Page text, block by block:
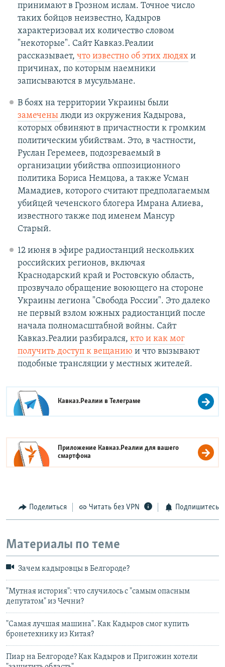
принимают в Грозном ислам. Точное число
таких бойцов неизвестно, Кадыров
характеризовал их количество словом
"некоторые". Сайт Кавказ.Реалии
рассказывает, что известно об этих людяхи
причинах, по которым наемники
записываются в мусульмане.
В боях на территории Украины были
замечены люди из окружения Кадырова,
которых обвиняют в причастности к громким
политическим убийствам. Это, в частности,
Руслан Геремеев, подозреваемый в
организации убийства оппозиционного
политика Бориса Немцова, а также Усман
Мамадиев, которого считают предполагаемым
убийцей чеченского блогера Имрана Алиева,
известного также под именем Мансур
Старый.
12 июня в эфире радиостанций нескольких
российских регионов, включая
Краснодарский край и Ростовскую область,
прозвучало обращение воюющего на стороне
Украины легиона "Свобода России". Это далеко
не первый взлом южных радиостанций после
начала полномасштабной войны. Сайт
Кавказ.Реалии разбирался, кто и как мог
получить доступ к вещанию и что вызывают
подобные трансляции у местных жителей.
Кавказ.Реалии вТелеграме
Приложение Кавказ.Реалии для вашего
смартфона
Поделиться Читать без VPN Подпишитесь
Материалы по теме
Зачем кадыровцы в Белгороде?
"Мутная история": что случилось с "самым опасным
депутатом" из Чечни?
"Самая лучшая машина". Как Кадыров смог купить
бронетехнику из Китая?
Пиар на Белгороде? Как Кадыров и Пригожин хотели